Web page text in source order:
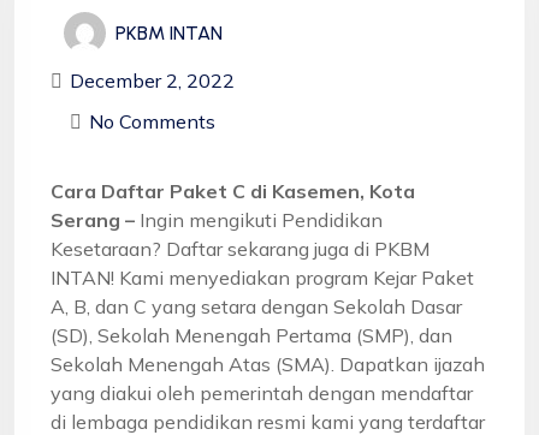
PKBM INTAN
December 2, 2022
No Comments
Cara Daftar Paket C di Kasemen, Kota
Serang – Ingin mengikuti Pendidikan
Kesetaraan? Daftar sekarang juga di PKBM
INTAN! Kami menyediakan program Kejar Paket
A, B, dan C yang setara dengan Sekolah Dasar
(SD), Sekolah Menengah Pertama (SMP), dan
Sekolah Menengah Atas (SMA). Dapatkan ijazah
yang diakui oleh pemerintah dengan mendaftar
di lembaga pendidikan resmi kami yang terdaftar